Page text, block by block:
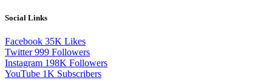
Social Links
Facebook 35K Likes
Twitter 999 Followers
Instagram 198K Followers
YouTube 1K Subscribers